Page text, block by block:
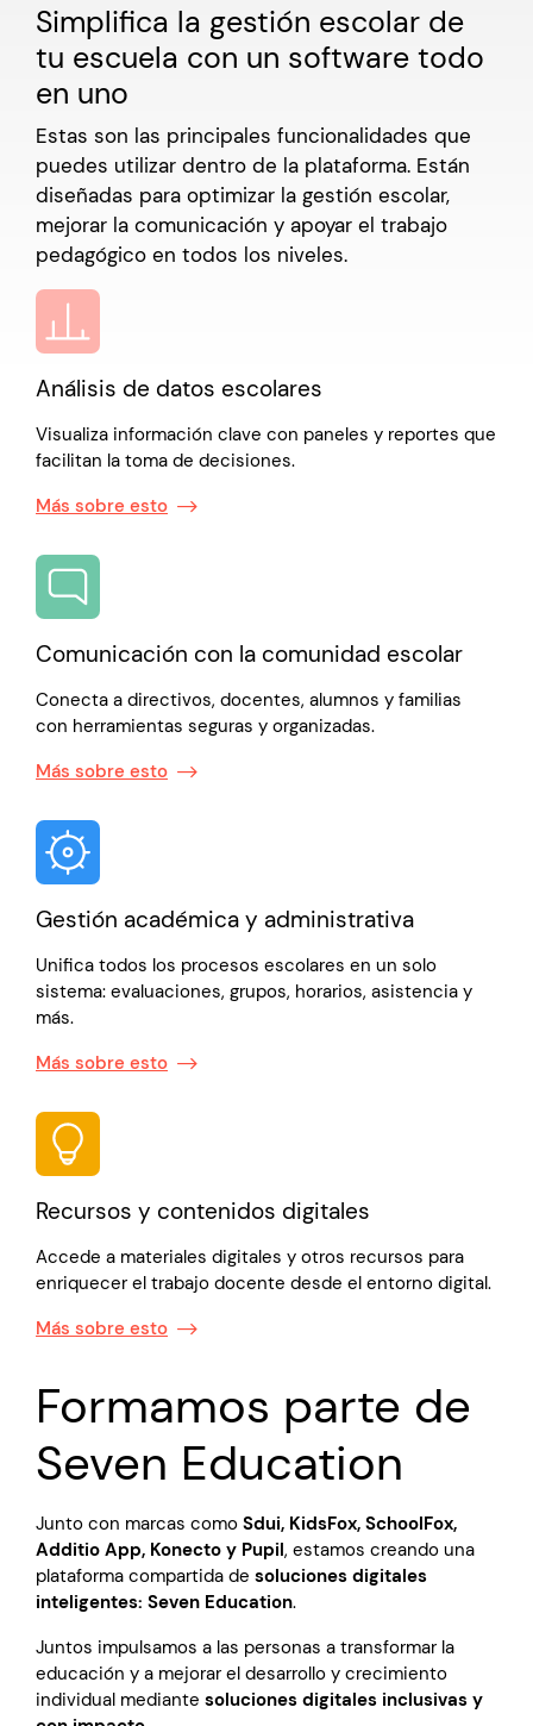
Simplifica la gestión escolar de
tu escuela con un software todo
en uno
Estas son las principales funcionalidades que
puedes utilizar dentro de la plataforma. Están
diseñadas para optimizar la gestión escolar,
mejorar la comunicación y apoyar el trabajo
pedagógico en todos los niveles.
Análisis de datos escolares
Visualiza información clave con paneles y reportes que
facilitan la toma de decisiones.
Más sobre esto
Comunicación con la comunidad escolar
Conecta a directivos, docentes, alumnos y familias
con herramientas seguras y organizadas.
Más sobre esto
Gestión académica y administrativa
Unifica todos los procesos escolares en un solo
sistema: evaluaciones, grupos, horarios, asistencia y
más.
Más sobre esto
Recursos y contenidos digitales
Accede a materiales digitales y otros recursos para
enriquecer el trabajo docente desde el entorno digital.
Más sobre esto
Formamos parte de
Seven Education
Junto con marcas como Sdui, KidsFox, SchoolFox,
Additio App, Konecto y Pupil, estamos creando una
plataforma compartida de soluciones digitales
inteligentes: Seven Education.
Juntos impulsamos a las personas a transformar la
educación y a mejorar el desarrollo y crecimiento
individual mediante soluciones digitales inclusivas y